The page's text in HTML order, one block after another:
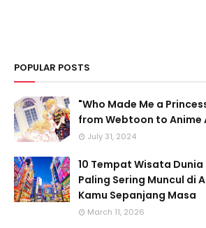
POPULAR POSTS
"Who Made Me a
from Webtoon to
July 31, 2024
10 Tempat Wisata
Paling Sering Muncul di
Kamu Sepanjang Masa
March 11, 2026